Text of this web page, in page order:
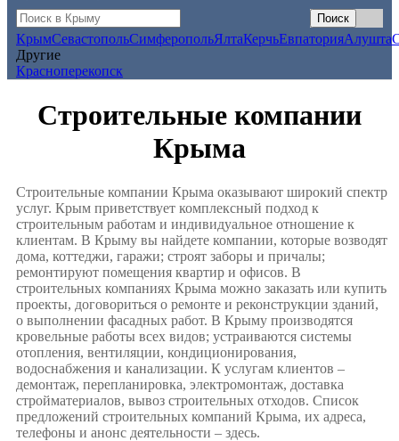
КрымСевастопольСимферопольЯлтаКерчьЕвпаторияАлушта
Другие
Красноперекопск
Строительные компании
Крыма
Строительные компании Крыма оказывают широкий спектр
услуг. Крым приветствует комплексный подход к
строительным работам и индивидуальное отношение к
клиентам. В Крыму вы найдете компании, которые возводят
дома, коттеджи, гаражи; строят заборы и причалы;
ремонтируют помещения квартир и офисов. В
строительных компаниях Крыма можно заказать или купить
проекты, договориться о ремонте и реконструкции зданий,
о выполнении фасадных работ. В Крыму производятся
кровельные работы всех видов; устраиваются системы
отопления, вентиляции, кондиционирования,
водоснабжения и канализации. К услугам клиентов –
демонтаж, перепланировка, электромонтаж, доставка
стройматериалов, вывоз строительных отходов. Список
предложений строительных компаний Крыма, их адреса,
телефоны и анонс деятельности – здесь.